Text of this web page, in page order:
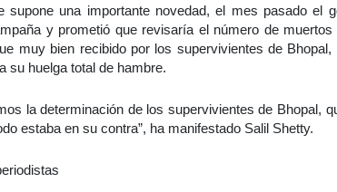
supone una importante novedad, el mes pasado el
y prometió que revisaría el número de
muy bien recibido por los supervivientes de
su huelga total de hambre.
la determinación de los supervivientes de Bhopal,
estaba en su contra”, ha manifestado Salil Shetty.